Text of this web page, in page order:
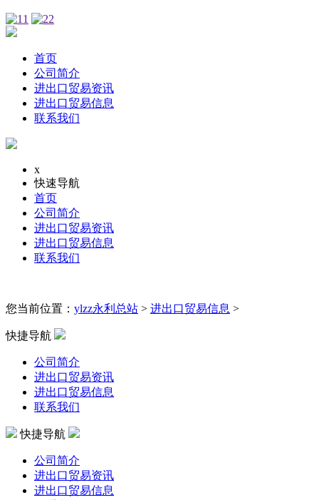
首页
公司简介
进出口贸易资讯
进出口贸易信息
联系我们
x
快速导航
首页
公司简介
进出口贸易资讯
进出口贸易信息
联系我们
您当前位置： ylzz永利总站 > 进出口贸易信息 >
快捷导航
公司简介
进出口贸易资讯
进出口贸易信息
联系我们
快捷导航
公司简介
进出口贸易资讯
进出口贸易信息